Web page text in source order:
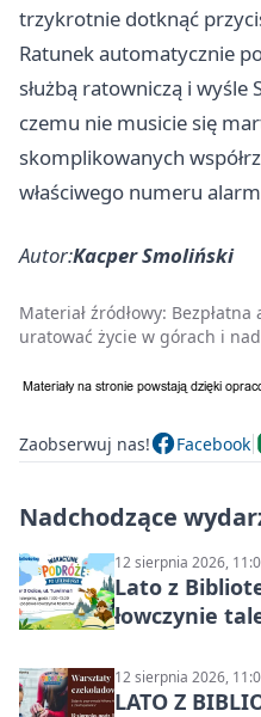
trzykrotnie dotknąć
Ratunek automatycznie
służbą ratowniczą i wyśle
czemu nie musicie się
skomplikowanych
właściwego numeru
Autor:Kacper Smoliński
Materiał źródłowy:
uratować życie w górach i
Zaobserwuj nas! Facebook
Nadchodzące
12 sierpnia 2026,
Lato z
łowczynie
12 sierpnia 2026,
LATO Z